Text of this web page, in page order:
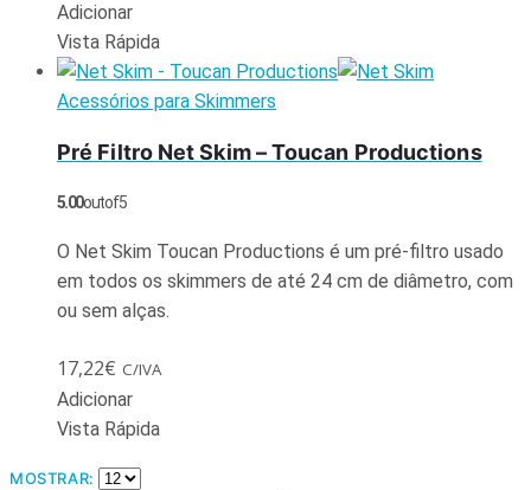
Adicionar
Vista Rápida
Acessórios para Skimmers
Pré Filtro Net Skim – Toucan Productions
5.00out of 5
O Net Skim Toucan Productions é um pré-filtro usado
em todos os skimmers de até 24 cm de diâmetro, com
ou sem alças.
17,22€ C/IVA
Adicionar
Vista Rápida
MOSTRAR: